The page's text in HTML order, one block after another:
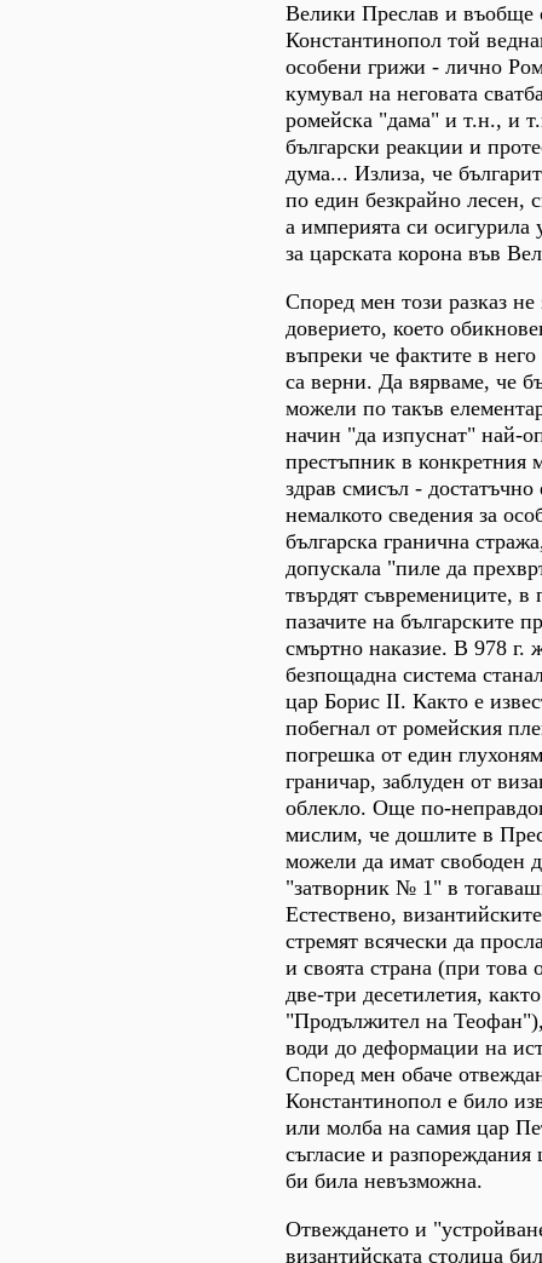
Велики Преслав и въобще
Константинопол той
особени грижи - лично
кумувал на неговата
ромейска "дама" и т.н., и
български реакции и
дума... Излиза, че
по един безкрайно лесен,
а империята си осигурила
за царската корона във
Според мен този разказ не
доверието, което
въпреки че фактите в него
са верни. Да вярваме, че
можели по такъв
начин "да изпуснат" най-
престъпник в конкретния
здрав смисъл -
немалкото сведения за
българска гранична
допускала "пиле да
твърдят съвремениците, в
пазачите на българските
смъртно наказие. В 978 г.
безпощадна система
цар Борис II. Както е
побегнал от ромейския
погрешка от един
граничар, заблуден от
облекло. Още по-
мислим, че дошлите в
можели да имат свободен
"затворник № 1" в
Естествено,
стремят всячески да
и своята страна (при това
две-три десетилетия,
"Продължител на
води до деформации на
Според мен обаче
Константинопол е било
или молба на самия цар
съгласие и
би била невъзможна.
Отвеждането и
византийската столица